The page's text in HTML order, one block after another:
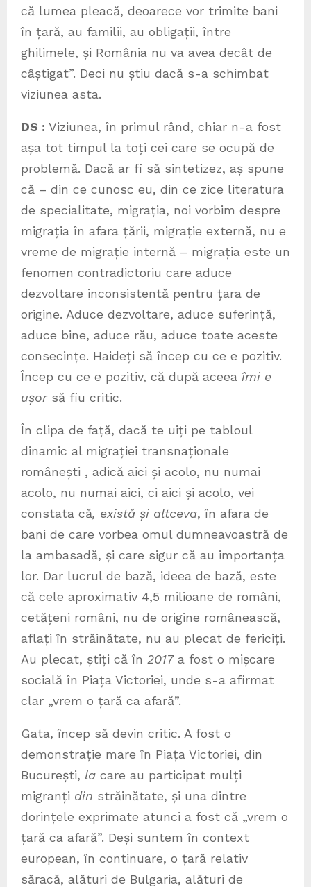
că lumea pleacă, deoarece vor trimite bani
în țară, au familii, au obligații, între
ghilimele, și România nu va avea decât de
câștigat”. Deci nu știu dacă s-a schimbat
viziunea asta.
DS : Viziunea, în primul rând, chiar n-a fost
așa tot timpul la toți cei care se ocupă de
problemă. Dacă ar fi să sintetizez, aș spune
că – din ce cunosc eu, din ce zice literatura
de specialitate, migrația, noi vorbim despre
migrația în afara țării, migrație externă, nu e
vreme de migrație internă – migrația este un
fenomen contradictoriu care aduce
dezvoltare inconsistentă pentru țara de
origine. Aduce dezvoltare, aduce suferință,
aduce bine, aduce rău, aduce toate aceste
consecințe. Haideți să încep cu ce e pozitiv.
Încep cu ce e pozitiv, că după aceea îmi e
ușorsă fiu critic.
În clipa de față, dacă te uiți pe tabloul
dinamic al migrației transnaționale
românești , adică aici și acolo, nu numai
acolo, nu numai aici, ci aici și acolo, vei
constata că, există și altceva, în afara de
bani de care vorbea omul dumneavoastră de
la ambasadă, și care sigur că au importanța
lor. Dar lucrul de bază, ideea de bază, este
că cele aproximativ 4,5 milioane de români,
cetățeni români, nu de origine românească,
aflați în străinătate, nu au plecat de fericiți.
Au plecat, știți că în 2017a fost o mișcare
socială în Piața Victoriei, unde s-a afirmat
clar „vrem o țară ca afară”.
Gata, încep să devin critic. A fost o
demonstrație mare în Piața Victoriei, din
București, la care au participat mulți
migranți din străinătate, și una dintre
dorințele exprimate atunci a fost că „vrem o
țară ca afară”. Deși suntem în context
european, în continuare, o țară relativ
săracă, alături de Bulgaria, alături de